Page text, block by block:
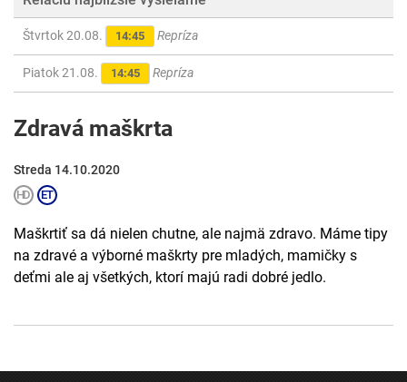
Štvrtok 20.08. 14:45 Repríza
Piatok 21.08. 14:45 Repríza
Zdravá maškrta
Streda 14.10.2020
Maškrtiť sa dá nielen chutne, ale najmä zdravo. Máme tipy
na zdravé a výborné maškrty pre mladých, mamičky s
deťmi ale aj všetkých, ktorí majú radi dobré jedlo.